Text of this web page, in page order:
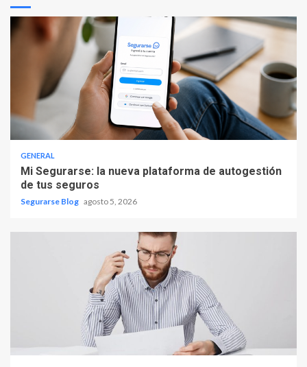
GENERAL
Mi Segurarse: la nueva plataforma de autogestión
de tus seguros
Segurarse Blog agosto 5, 2026